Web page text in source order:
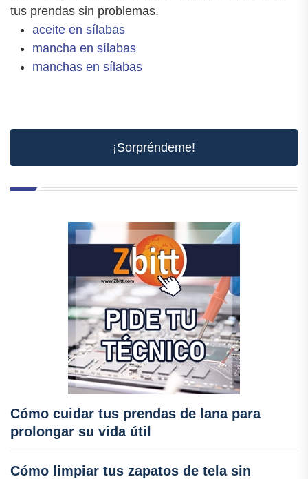
tus prendas sin problemas.
aceite en sílabas
mancha en sílabas
manchas en sílabas
¡Sorpréndeme!
Cómo cuidar tus prendas de lana para
prolongar su vida útil
Cómo limpiar tus zapatos de tela sin